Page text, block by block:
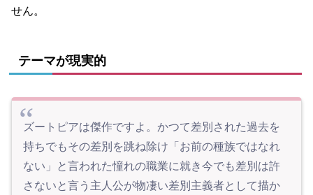
せん。
テーマが現実的
ズートピアは傑作ですよ。かつて差別された過去を
持ちでもその差別を跳ね除け「お前の種族ではなれ
ない」と言われた憧れの職業に就き今でも差別は許
さないと言う主人公が物凄い差別主義者として描か